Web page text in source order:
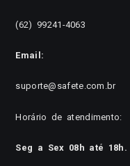
(62) 99241-4063
Email:
suporte@safete.com.br
Horário de atendimento:
Seg a Sex 08h até 18h.